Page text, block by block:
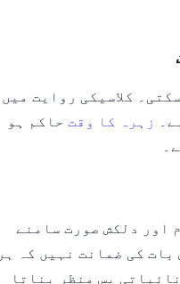
کلاسیکی روایت میں
زہرہ کا وقت حاکم ہو
اور دلکش صورت سامنے
کی ضمانت نہیں کہ ہر
پس منظر بناتا